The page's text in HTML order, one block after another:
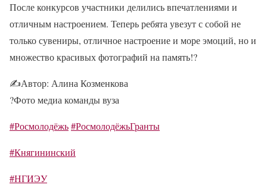
После конкурсов участники делились впечатлениями и
отличным настроением. Теперь ребята увезут с собой не
только сувениры, отличное настроение и море эмоций, но и
множество красивых фотографий на память!?
✍Автор: Алина Козменкова
?Фото медиа команды вуза
#Росмолодёжь#РосмолодёжьГранты
#Княгининский
#НГИЭУ